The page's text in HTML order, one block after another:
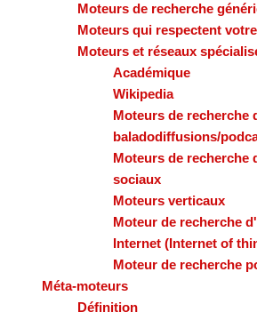
Moteurs de recherche
Moteurs qui respectent
Moteurs et réseaux
Académique
Wikipedia
Moteurs de recherche
baladodiffusions/
Moteurs de recherche
sociaux
Moteurs verticaux
Moteur de recherche
Internet (Internet of
Moteur de recherche
Méta-moteurs
Définition